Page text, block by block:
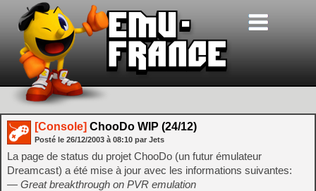
[Console] ChooDo WIP (24/12)
Posté le 26/12/2003 à 08:10 par Jets
La page de status du projet ChooDo (un futur émulateur
Dreamcast) a été mise à jour avec les informations suivantes:
— Great breakthrough on PVR emulation